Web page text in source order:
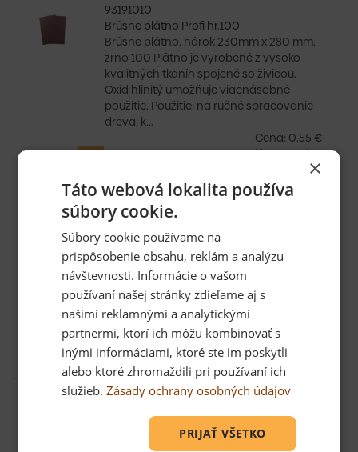
93191010
Brúsne plátno Profi hr.100
Brúsne plátno, hárok 230mm x 280 mm,
zrno 100 Plátno je vyrobené z vysoko
kvalitných tkanín spojené so živicou.
Oxid hlinitý umožňuje viacnásobné
použitie. Použitie: na ručné spracovanie
dreva, k...
Cena: 0,55 €
Skladom: viac
ako 10 ks
Brúsne plátno Profi hr.120
Brúsne plátno, hárok 230mm x 280 mm,
zrno 120 Plátno je vyrobené z vysoko
kvalitných tkanín spojené so živicou.
Oxid hlinitý umožňuje viacnásobné
použitie. Použitie: na ručné spracovanie
dreva, k...
Cena:
Skladom: viac
ako 10 ks
93191810
Brúsne plátno, hárok 230mm x 280 mm,
zrno 180 Plátno je vyrobené z vysoko
×
Táto webová lokalita používa
súbory cookie.
Súbory cookie používame na
prispôsobenie obsahu, reklám a analýzu
návštevnosti. Informácie o vašom
používaní našej stránky zdieľame aj s
našimi reklamnými a analytickými
partnermi, ktorí ich môžu kombinovať s
inými informáciami, ktoré ste im poskytli
alebo ktoré zhromaždili pri používaní ich
služieb.Zásady ochrany osobných údajov
PRIJAŤ VŠETKO